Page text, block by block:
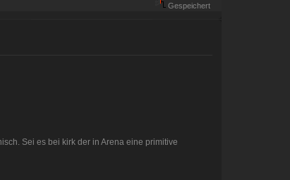
Gespeichert
Sei es bei kirk der in Arena eine primitive